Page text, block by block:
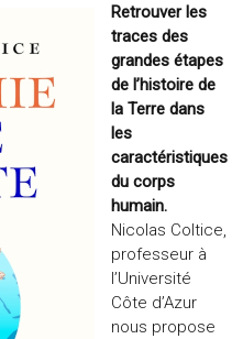
Retrouver les
traces des
grandes étapes
de l’histoire de
la Terre dans
les
caractéristiques
du corps
humain.
Nicolas Coltice,
professeur à
l’Université
Côte d’Azur
nous propose